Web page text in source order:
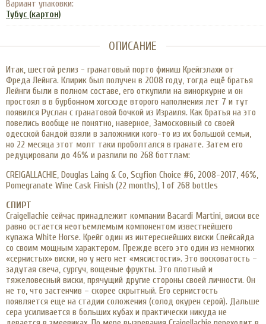
Вариант упаковки:
Тубус (картон)
ОПИСАНИЕ
Итак, шестой релиз - гранатовый порто финиш Крейгэлахи от
Фреда Лейнга. Клирик был получен в 2008 году, тогда ещё братья
Лейнги были в полном составе, его откупили на виноркурне и он
простоял в в бурбонном хогсхэде второго наполнения лет 7 и тут
появился Руслан с гранатовой бочкой из Израиля. Как братья на это
повелись вообще не понятно, наверное, Замосковный со своей
одесской бандой взяли в заложники кого-то из их большой семьи,
но 22 месяца этот молт таки проболтался в гранате. Затем его
редуцировали до 46% и разлили по 268 боттлам:
CREIGALLACHIE, Douglas Laing & Co, Scyfion Choice #6, 2008-2017, 46%,
Pomegranate Wine Cask Finish (22 months), 1 of 268 bottles
СПИРТ
Craigellachie сейчас принадлежит компании Bacardi Martini, виски все
равно остается неотъемлемым компонентом известнейшего
купажа White Horse. Крейг один из интереснейших виски Спейсайда
со своим мощным характером. Прежде всего это один из немногих
«сернистых» виски, но у него нет «мясистости». Это восковатость –
задутая свеча, сургуч, вощеные фрукты. Это плотный и
тяжеловесный виски, прячущий другие стороны своей личности. Он
не то, что застенчив – скорее скрытный. Его сернистость
появляется еще на стадии соложения (солод окурен серой). Дальше
сера усиливается в больших кубах и практически никуда не